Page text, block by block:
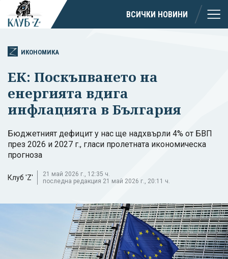
ВСИЧКИ НОВИНИ
ИКОНОМИКА
ЕК: Поскъпването на
енергията вдига
инфлацията в България
Бюджетният дефицит у нас ще надхвърли 4% от БВП
през 2026 и 2027 г., гласи пролетната икономическа
прогноза
Клуб 'Z'
21 май 2026 г., 12:35 ч.
последна редакция 21 май 2026 г., 20:11 ч.